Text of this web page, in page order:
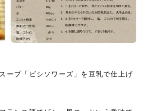
ープ「ビシソワーズ」を豆乳で仕上げ